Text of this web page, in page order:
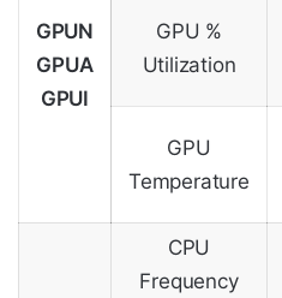
GPUN
GPUA
GPUI
GPU %
Utilization
GPU
Temperature
CPU
Frequency